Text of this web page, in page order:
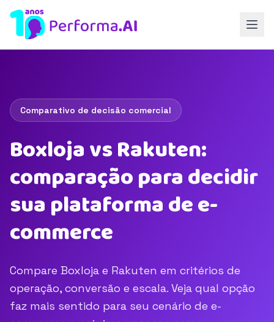
Comparativo de decisão comercial
Boxloja vs Rakuten:
comparação para decidir
sua plataforma de e-
commerce
Compare Boxloja e Rakuten em critérios de
operação, conversão e escala. Veja qual opção
faz mais sentido para seu cenário de e-